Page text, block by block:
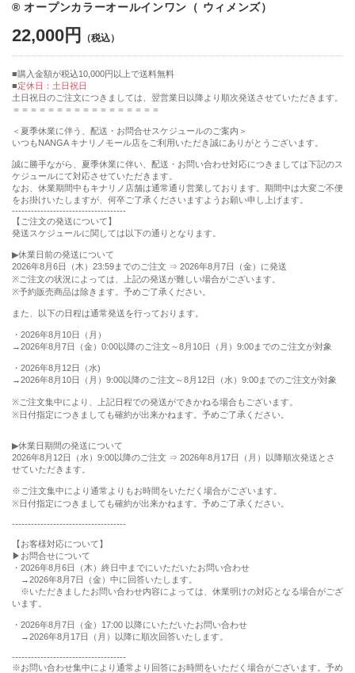
® オープンカラーオールインワン（ ウィメンズ）
22,000円
購入金額が税込10,000円以上で送料無料
定休日：土日祝日
土日祝日のご注文につきましては、翌営業日以降より順次発送させていただきます。
＝＝＝＝＝＝＝＝＝＝＝＝＝＝＝＝＝
＜夏季休業に伴う、配送・お問合せスケジュールのご案内＞
いつもNANGA キナリノモール店をご利用いただき誠にありがとうございます。
誠に勝手ながら、夏季休業に伴い、配送・お問い合わせ対応につきましては下記のス
ケジュールにて対応させていただきます。
なお、休業期間中もキナリノ店舗は通常通り営業しております。期間中は⼤変ご不便
をお掛けいたしますが、何卒ご了承くださいますようお願い申し上げます。
------------------------------------
【ご注文の発送について】
発送スケジュールに関しては以下の通りとなります。
▶︎休業日前の発送について
2026年8月6日（木）23:59までのご注文 ⇒ 2026年8月7日（金）に発送
※ご注文の状況によっては、上記の発送が難しい場合がございます。
※予約販売商品は除きます。予めご了承ください。
また、以下の日程は通常発送を行っております。
・2026年8月10日（月）
→2026年8月7日（金）0:00以降のご注文～8月10日（月）9:00までのご注文が対象
・2026年8月12日（水)
→2026年8月10日（月）9:00以降のご注文～8月12日（水）9:00までのご注文が対象
※ご注文集中により、上記日程での発送ができかねる場合もございます。
※日付指定につきましても確約が出来かねます。予めご了承ください。
▶︎休業日期間の発送について
2026年8月12日（水）9:00以降のご注文 ⇒ 2026年8月17日（月）以降順次発送とさ
せていただきます。
※ご注文集中により通常よりもお時間をいただく場合がございます。
※日付指定につきましても確約が出来かねます。予めご了承ください。
------------------------------------
【お客様対応について】
▶︎お問合せについて
・2026年8月6日（木）終日中までにいただいたお問い合わせ
→2026年8月7日（金）中に回答いたします。
※いただきましたお問い合わせ内容によっては、休業明けの対応となる場合がござ
います。
・2026年8月7日（金）17:00 以降にいただいたお問い合わせ
→2026年8月17日（月）以降に順次回答いたします。
------------------------------------
※お問い合わせ集中により通常より回答にお時間をいただく場合がございます。予め